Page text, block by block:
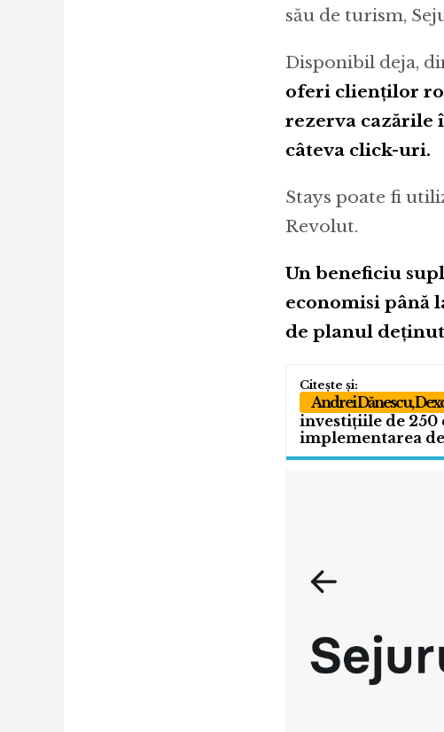
său de turism,
Disponibil deja,
oferi clienților
rezerva cazările
câteva click-uri.
Stays poate fi
Revolut.
Un beneficiu
economisi până
de planul
Andrei Dănescu,
investițiile de 250
implementarea